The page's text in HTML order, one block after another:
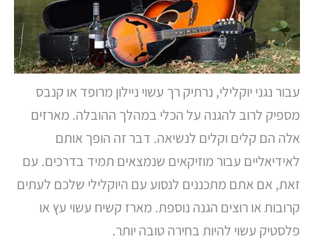
עבור נגני יוקלילי, נרתיק רך עשוי ניילון מרופד או קנבס
מספיק לרוב להגנה על הכלי במהלך ההובלה. מארזים
אלה הם קלים וקלים לנשיאה. דבר זה הופך אותם
לאידיאליים עבור מוזיקאים שנמצאים תמיד בדרכים. עם
זאת, אם אתם מתכננים לנסוע עם היוקלילי שלכם לעתים
קרובות או רוצים הגנה נוספת. מארז קשיח עשוי עץ או
פלסטיק עשוי להיות בחירה טובה יותר.